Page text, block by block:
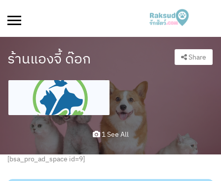
ร้านแองจี้ ด๊อก Share
1 See All
[bsa_pro_ad_space id=9]